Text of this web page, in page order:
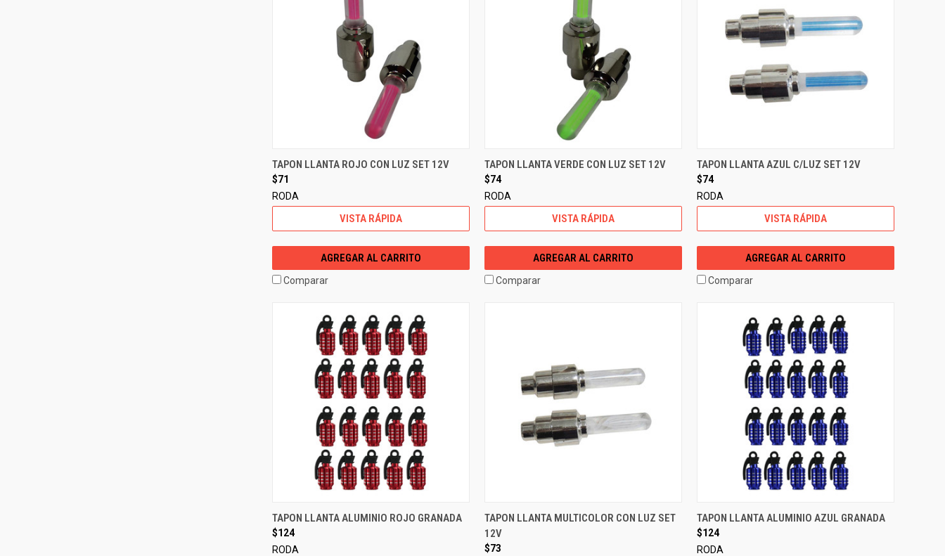
TAPON LLANTA ROJO CON LUZ SET 12V
$71
RODA
VISTA RÁPIDA
AGREGAR AL CARRITO
Comparar
TAPON LLANTA VERDE CON LUZ SET 12V
$74
RODA
VISTA RÁPIDA
AGREGAR AL CARRITO
Comparar
TAPON LLANTA AZUL C/LUZ SET 12V
$74
RODA
VISTA RÁPIDA
AGREGAR AL CARRITO
Comparar
TAPON LLANTA ALUMINIO ROJO GRANADA
$124
RODA
TAPON LLANTA MULTICOLOR CON LUZ SET
12V
$73
TAPON LLANTA ALUMINIO AZUL GRANADA
$124
RODA